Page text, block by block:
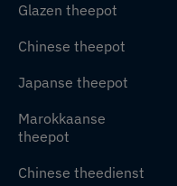
Glazen theepot
Chinese theepot
Japanse theepot
Marokkaanse
theepot
Chinese theedienst